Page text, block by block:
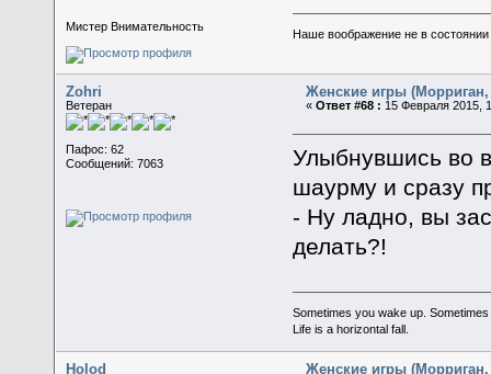
Мистер Внимательность
Наше воображение не в
Zohri
Ветеран
Пафос: 62
Сообщений: 7063
Женские игры
«Ответ #68 : 15 Февраля 2015,
Улыбнувшись во
шаурму и сразу
- Ну ладно, вы
делать?!
Sometimes you wake up.
Life is a horizontal fall.
Holod Женские игры